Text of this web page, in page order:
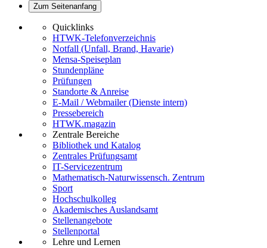
Zum Seitenanfang
Quicklinks
HTWK-Telefonverzeichnis
Notfall (Unfall, Brand, Havarie)
Mensa-Speiseplan
Stundenpläne
Prüfungen
Standorte & Anreise
E-Mail / Webmailer (Dienste intern)
Pressebereich
HTWK.magazin
Zentrale Bereiche
Bibliothek und Katalog
Zentrales Prüfungsamt
IT-Servicezentrum
Mathematisch-Naturwissensch. Zentrum
Sport
Hochschulkolleg
Akademisches Auslandsamt
Stellenangebote
Stellenportal
Lehre und Lernen